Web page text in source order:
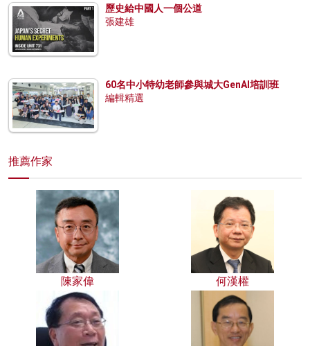
歷史給中國人一個公道
張建雄
60名中小特幼老師參與城大GenAI培訓班
編輯精選
推薦作家
陳家偉 何漢權